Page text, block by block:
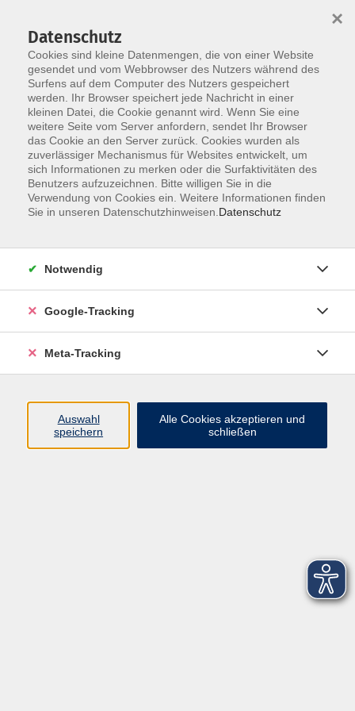
Skip to main content
Der Kurs konnte nicht gefunden werden.
Über uns
Datenschutz
Cookies sind kleine Datenmengen, die von einer Website
gesendet und vom Webbrowser des Nutzers während des
Surfens auf dem Computer des Nutzers gespeichert
werden. Ihr Browser speichert jede Nachricht in einer
kleinen Datei, die Cookie genannt wird. Wenn Sie eine
weitere Seite vom Server anfordern, sendet Ihr Browser
das Cookie an den Server zurück. Cookies wurden als
zuverlässiger Mechanismus für Websites entwickelt, um
sich Informationen zu merken oder die Surfaktivitäten des
Benutzers aufzuzeichnen. Bitte willigen Sie in die
Verwendung von Cookies ein. Weitere Informationen finden
Sie in unseren Datenschutzhinweisen. Datenschutz
×
Notwendig
Google-Tracking
Meta-Tracking
Auswahl
speichern
Alle Cookies akzeptieren und
schließen